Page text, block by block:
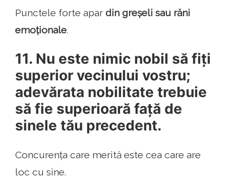
Punctele forte apar din greșeli sau răni
emoționale.
11. Nu este nimic nobil să fiți
superior vecinului vostru;
adevărata nobilitate trebuie
să fie superioară față de
sinele tău precedent.
Concurența care merită este cea care are
loc cu sine.